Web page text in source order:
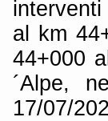
al km
44+000
´Alpe,
17/07/